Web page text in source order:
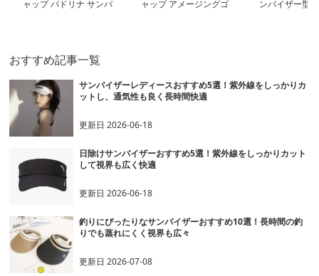
ャップ パドリナ サンバ
ャップ アメージングゴ
ンバイザー型
おすすめ記事一覧
サンバイザーレディースおすすめ5選！紫外線をしっかりカ
ットし、通気性も良く長時間快適
更新日2026-06-18
日除けサンバイザーおすすめ5選！紫外線をしっかりカット
して視界も広く快適
更新日2026-06-18
釣りにぴったりなサンバイザーおすすめ10選！長時間の釣
りでも蒸れにくく視界も広々
更新日2026-07-08